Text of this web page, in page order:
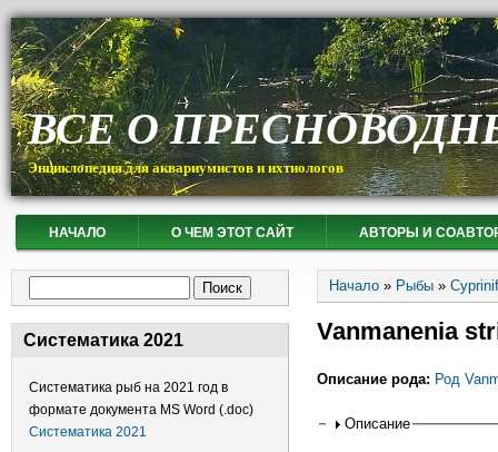
ВСЕ О
Энциклопедия для аквариумистов и ихтиологов
НАЧАЛО О ЧЕМ ЭТОТ САЙТ АВТОРЫ И
Систематика 2021
Систематика рыб на 2021 год в
формате документа MS Word (.doc)
Систематика 2021
Вы здесь
Начало » Рыбы »
Vanmanenia
Описание рода: Род
Описание